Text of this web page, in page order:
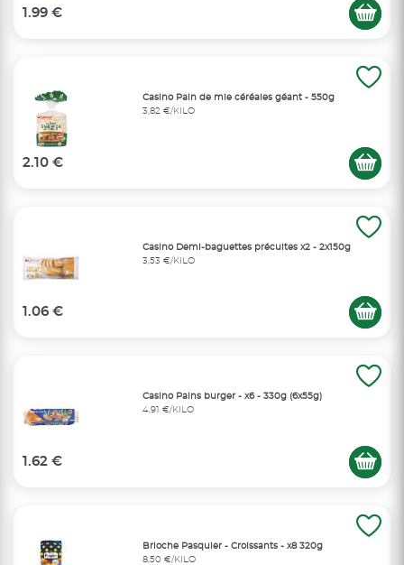
1.99 €
Casino Pain de mie céréales géant - 550g
3,82 €/KILO
2.10 €
Casino Demi-baguettes précuites x2 - 2x150g
3,53 €/KILO
1.06 €
Casino Pains burger - x6 - 330g (6x55g)
4,91 €/KILO
1.62 €
Brioche Pasquier - Croissants - x8 320g
8,50 €/KILO